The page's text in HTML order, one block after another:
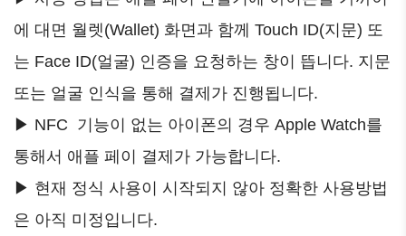
에 대면 월렛(Wallet) 화면과 함께 Touch ID(지문) 또
는 Face ID(얼굴) 인증을 요청하는 창이 뜹니다. 지문
또는 얼굴 인식을 통해 결제가 진행됩니다.
▶ NFC 기능이 없는 아이폰의 경우 Apple Watch를
통해서 애플 페이 결제가 가능합니다.
▶ 현재 정식 사용이 시작되지 않아 정확한 사용방법
은 아직 미정입니다.